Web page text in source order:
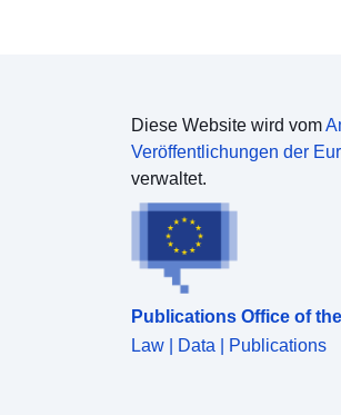
Diese Website wird vom
Veröffentlichungen der
verwaltet.
Publications Office of
Law | Data | Publications